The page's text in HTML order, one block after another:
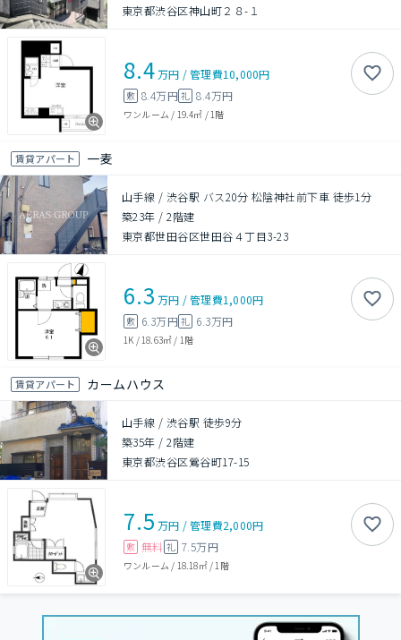
東京都渋谷区神山町２８-１
8.4万円 /管理費10,000円
敷 8.4万円礼 8.4万円
ワンルーム / 19.4㎡ / 1階
賃貸アパート 一麦
山手線 / 渋谷駅 バス20分 松陰神社前下車 徒歩1分
築23年 /2階建
東京都世田谷区世田谷４丁目3-23
6.3 万円 /管理費1,000円
敷 6.3万円礼 6.3万円
1K / 18.63㎡ / 1階
賃貸アパート カームハウス
山手線 / 渋谷駅 徒歩9分
築35年 /2階建
東京都渋谷区鶯谷町17-15
7.5 万円 /管理費2,000円
敷 無料 礼 7.5万円
ワンルーム / 18.18㎡/ 1階